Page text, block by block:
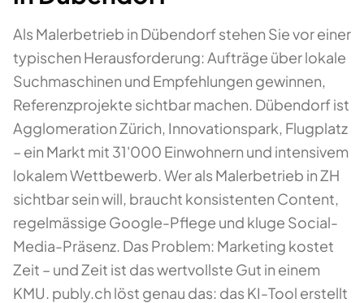
Als Malerbetrieb in Dübendorf stehen Sie vor einer
typischen Herausforderung: Aufträge über lokale
Suchmaschinen und Empfehlungen gewinnen,
Referenzprojekte sichtbar machen. Dübendorf ist
Agglomeration Zürich, Innovationspark, Flugplatz
– ein Markt mit 31'000 Einwohnern und intensivem
lokalem Wettbewerb. Wer als Malerbetrieb in ZH
sichtbar sein will, braucht konsistenten Content,
regelmässige Google-Pflege und kluge Social-
Media-Präsenz. Das Problem: Marketing kostet
Zeit – und Zeit ist das wertvollste Gut in einem
KMU. publy.ch löst genau das: das KI-Tool erstellt